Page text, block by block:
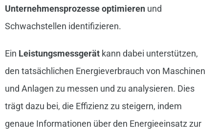
Unternehmensprozesse optimierenund
Schwachstellen identifizieren.
Ein Leistungsmessgerätkann dabei unterstützen,
den tatsächlichen Energieverbrauch von Maschinen
und Anlagen zu messen und zu analysieren. Dies
trägt dazu bei, die Effizienz zu steigern, indem
genaue Informationen über den Energieeinsatz zur